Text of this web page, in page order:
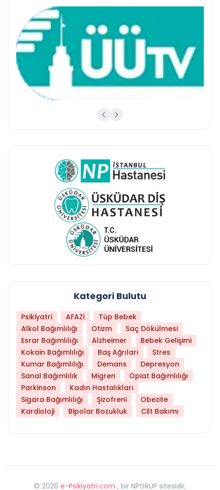
Kategori Bulutu
Psikiyatri AFAZİ
Tüp Bebek
Alkol Bağımlılığı
Otizm
Saç Dökülmesi
Esrar Bağımlılığı
Alzheimer
Bebek Gelişimi
Kokain Bağımlılığı
Baş Ağrıları
Stres
Kumar Bağımlılığı
Demans
Depresyon
Sanal Bağımlılık
Migren
Opiat Bağımlılığı
Parkinson
Kadın Hastalıkları
Sigara Bağımlılığı
Şizofreni
Obezite
Kardioloji
Bipolar Bozukluk Cilt Bakımı
© 2026 e-Psikiyatri.com , bir NPGRUP sitesidir,